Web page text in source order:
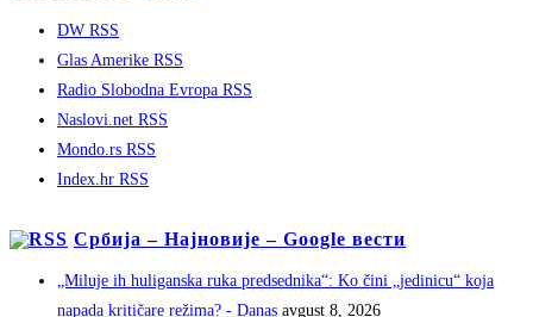
DW RSS
Glas Amerike RSS
Radio Slobodna Evropa RSS
Naslovi.net RSS
Mondo.rs RSS
Index.hr RSS
Србија – Најновије – Google вести
„Miluje ih huliganska ruka predsednika“: Ko čini „jedinicu“ koja
napada kritičare režima? - Danas avgust 8, 2026